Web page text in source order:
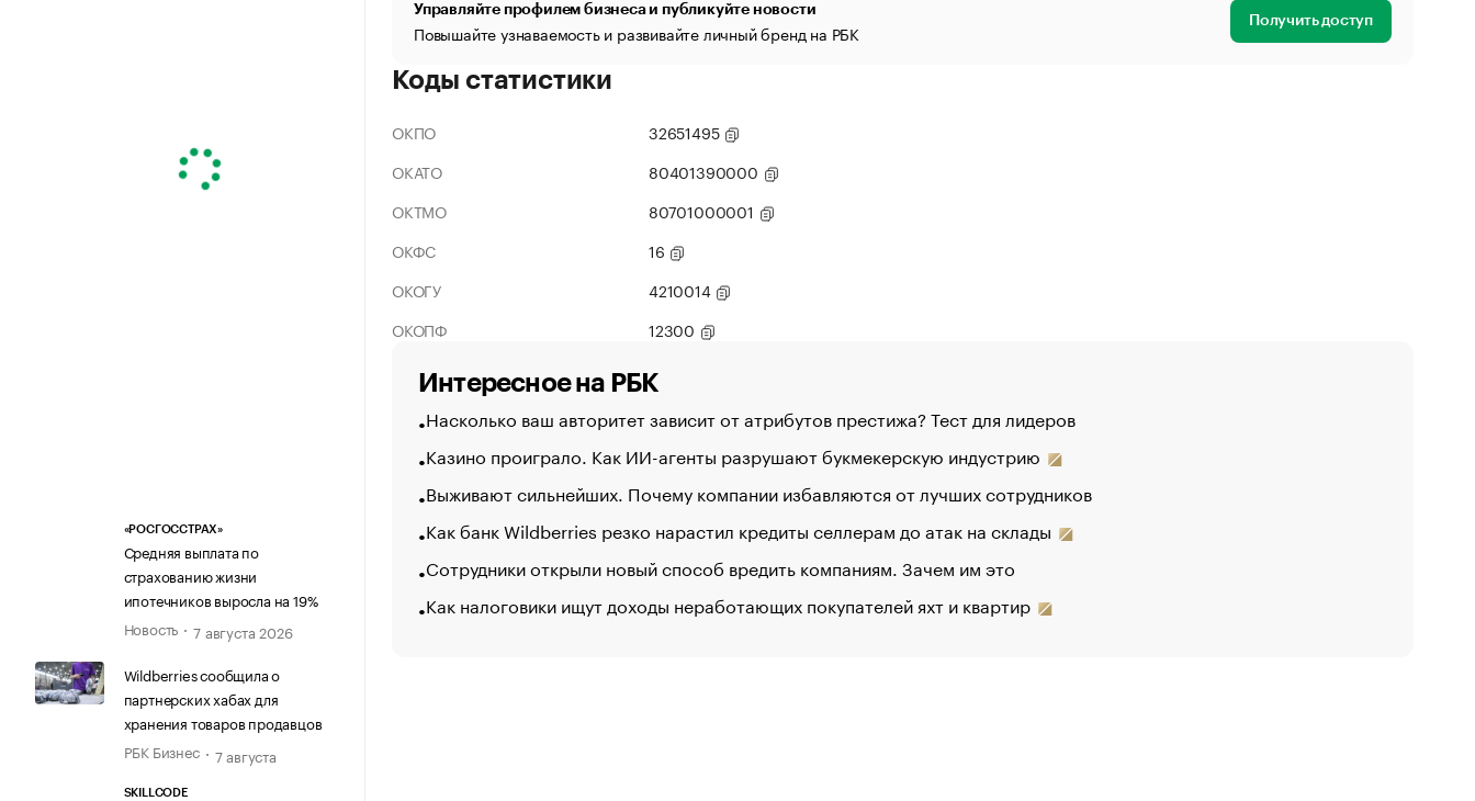
«РОСГОССТРАХ»
Средняя выплата по
страхованию жизни
ипотечников выросла на 19%
Новость
7 августа 2026
Wildberries сообщила о
партнерских хабах для
хранения товаров продавцов
РБК Бизнес
7 августа
SKILLCODE
Управляйте профилем бизнеса и публикуйте новости
Повышайте узнаваемость и развивайте личный бренд на РБК Получить доступ
Коды статистики
ОКПО
32651495
ОКАТО
80401390000
ОКТМО
80701000001
ОКФС
16
ОКОГУ
4210014
ОКОПФ
12300
Интересное на РБК
Насколько ваш авторитет зависит от атрибутов престижа? Тест для лидеров
Казино проиграло. Как ИИ-агенты разрушают букмекерскую индустрию
Выживают сильнейших. Почему компании избавляются от лучших сотрудников
Как банк Wildberries резко нарастил кредиты селлерам до атак на склады
Сотрудники открыли новый способ вредить компаниям. Зачем им это
Как налоговики ищут доходы неработающих покупателей яхт и квартир